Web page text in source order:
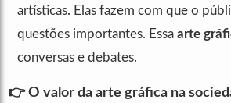
artísticas. Elas fazem com que o
questões importantes. Essa arte
conversas e debates.
👉 O valor da arte gráfica na